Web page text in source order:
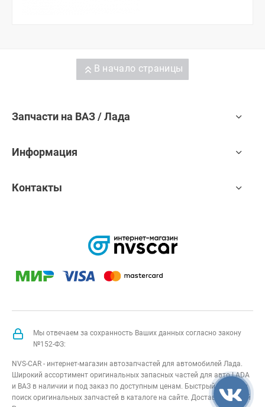
В начало страницы
Запчасти на ВАЗ / Лада
Информация
Контакты
Мы отвечаем за сохранность Ваших данных согласно закону
№152-ФЗ:
NVS-CAR - интернет-магазин автозапчастей для автомобилей Лада.
Широкий ассортимент оригинальных запасных частей для авто LADA
и ВАЗ в наличии и под заказ по доступным ценам. Быстрый подбор и
поиск оригинальных запчастей в каталоге на сайте. Доставка по всей